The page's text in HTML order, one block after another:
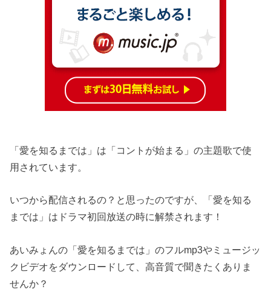
「愛を知るまでは」は「コントが始まる」の主題歌で使
用されています。
いつから配信されるの？と思ったのですが、「愛を知る
までは」はドラマ初回放送の時に解禁されます！
あいみょんの「愛を知るまでは」のフルmp3やミュージッ
クビデオをダウンロードして、高音質で聞きたくありま
せんか？